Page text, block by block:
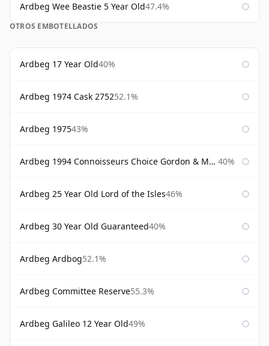
Ardbeg Wee Beastie 5 Year Old47.4%
OTROS EMBOTELLADOS
Ardbeg 17 Year Old40%
Ardbeg 1974 Cask 275252.1%
Ardbeg 197543%
Ardbeg 1994 Connoisseurs Choice Gordon & Macphail 40%
Ardbeg 25 Year Old Lord of the Isles46%
Ardbeg 30 Year Old Guaranteed40%
Ardbeg Ardbog52.1%
Ardbeg Committee Reserve55.3%
Ardbeg Galileo 12 Year Old49%